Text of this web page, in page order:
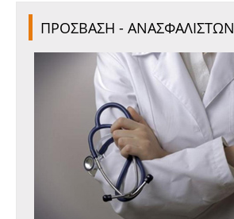
ΠΡΟΣΒΑΣΗ - ΑΝΑΣΦΑΛΙΣΤΩΝ